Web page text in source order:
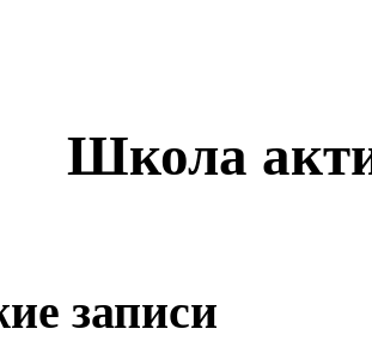
Школа
записи